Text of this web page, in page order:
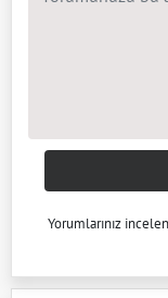
Yorumlarınız